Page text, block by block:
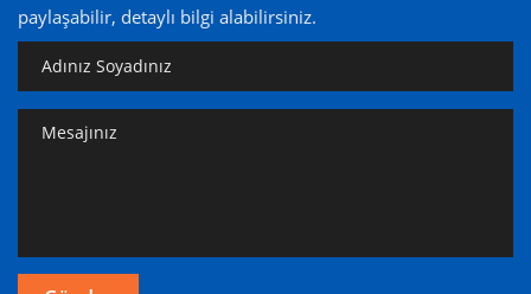
paylaşabilir, detaylı bilgi alabilirsiniz.